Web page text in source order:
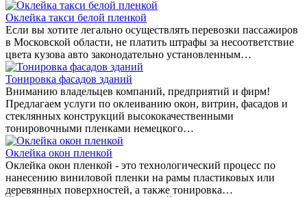
Оклейка такси белой пленкой
Если вы хотите легально осуществлять перевозки пассажиров
в Московской области, не платить штрафы за несоответствие
цвета кузова авто законодательно установленным…
Тонировка фасадов зданий
Вниманию владельцев компаний, предприятий и фирм!
Предлагаем услуги по оклеиванию окон, витрин, фасадов и
стеклянных конструкций высококачественными
тонировочными пленками немецкого…
Оклейка окон пленкой
Оклейка окон пленкой - это технологический процесс по
нанесению виниловой пленки на рамы пластиковых или
деревянных поверхностей, а также тонировка…